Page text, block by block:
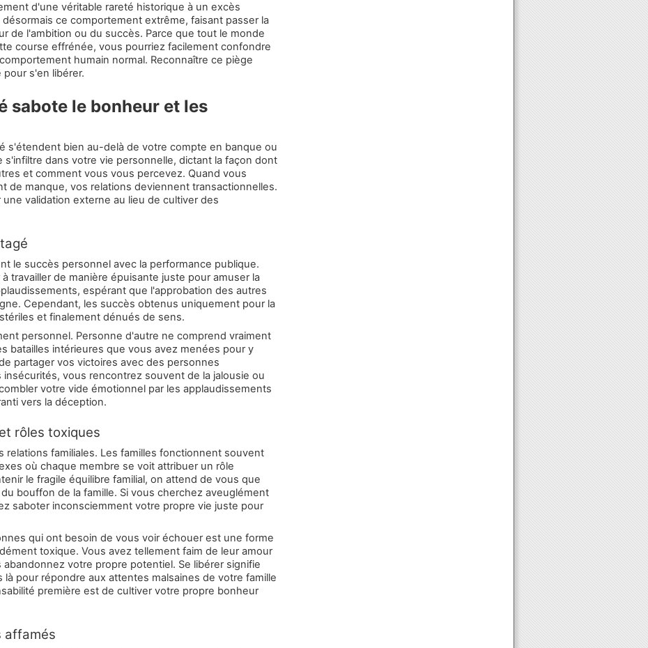
d'une véritable rareté historique à un excès
ce comportement extrême, faisant passer la
de l'ambition ou du succès. Parce que tout le monde
course effrénée, vous pourriez facilement confondre
humain normal. Reconnaître ce piège
s'en libérer.
sabote le bonheur et les
s'étendent bien au-delà de votre compte en banque ou
s'infiltre dans votre vie personnelle, dictant la façon dont
et comment vous vous percevez. Quand vous
de manque, vos relations deviennent transactionnelles.
validation externe au lieu de cultiver des
le succès personnel avec la performance publique.
travailler de manière épuisante juste pour amuser la
espérant que l'approbation des autres
Cependant, les succès obtenus uniquement pour la
et finalement dénués de sens.
personnel. Personne d'autre ne comprend vraiment
batailles intérieures que vous avez menées pour y
partager vos victoires avec des personnes
vous rencontrez souvent de la jalousie ou
votre vide émotionnel par les applaudissements
vers la déception.
rôles toxiques
relations familiales. Les familles fonctionnent souvent
où chaque membre se voit attribuer un rôle
le fragile équilibre familial, on attend de vous que
bouffon de la famille. Si vous cherchez aveuglément
saboter inconsciemment votre propre vie juste pour
qui ont besoin de vous voir échouer est une forme
toxique. Vous avez tellement faim de leur amour
votre propre potentiel. Se libérer signifie
pour répondre aux attentes malsaines de votre famille
première est de cultiver votre propre bonheur
affamés